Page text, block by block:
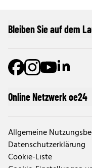
Online Netzwerk oe24
Allgemeine
Datenschutzerklärung
Cookie-Liste
Bleiben Sie auf dem